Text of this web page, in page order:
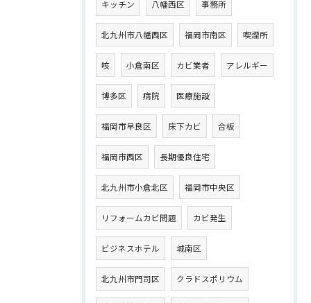
キッチン 八幡西区 事務所
北九州市八幡西区 福岡市南区 喫煙所
咳 小倉南区 カビ業者 アレルギー
博多区 病院 医療施設
福岡市早良区 床下カビ 合板
福岡市西区 長期優良住宅
北九州市小倉北区 福岡市中央区
リフォームカビ問題 カビ発生
ビジネスホテル 城南区
北九州市門司区 クラドスポリウム